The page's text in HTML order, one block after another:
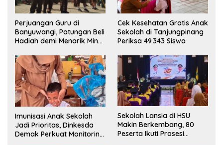
Perjuangan Guru di
Banyuwangi, Patungan Beli
Hadiah demi Menarik Minat
Cek Kesehatan Gratis Anak
Sekolah di Tanjungpinang
Periksa 49.343 Siswa
Imunisasi Anak Sekolah
Jadi Prioritas, Dinkesda
Demak Perkuat Monitoring
Sekolah Lansia di HSU
Makin Berkembang, 80
Peserta Ikuti Prosesi